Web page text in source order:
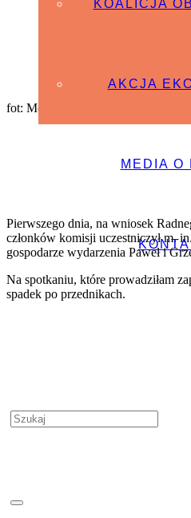
KOALICJA
AKCJA
MEDIA O
fot: Monika Krężel
Pierwszego dnia, na wniosek
członków komisji uczestniczył m.
gospodarze wydarzenia Paweł i
Na spotkaniu, które prowadziłam
spadek po przednikach.